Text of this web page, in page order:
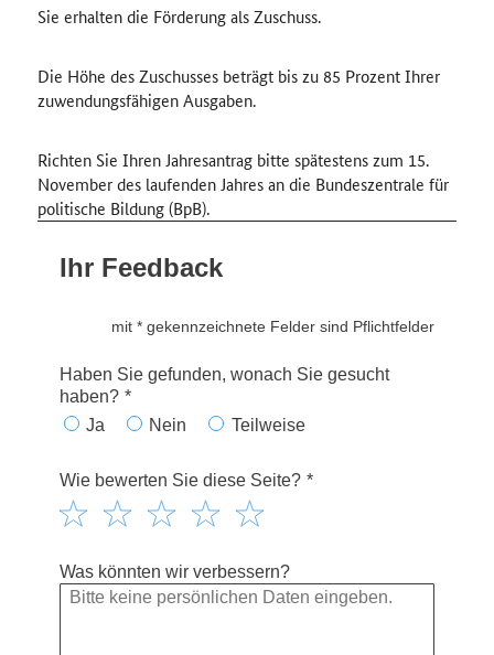
Sie erhalten die Förderung als Zuschuss.
Die Höhe des Zuschusses beträgt bis zu 85 Prozent Ihrer
zuwendungsfähigen Ausgaben.
Richten Sie Ihren Jahresantrag bitte spätestens zum 15.
November des laufenden Jahres an die Bundeszentrale für
politische Bildung (BpB).